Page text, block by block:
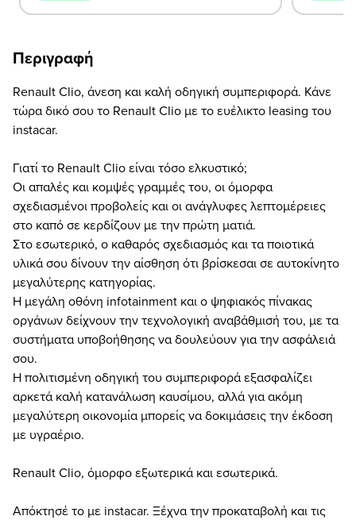
Περιγραφή
Renault Clio, άνεση και καλή οδηγική συμπεριφορά. Κάνε
τώρα δικό σου το Renault Clio με το ευέλικτο leasing του
instacar.
Γιατί το Renault Clio είναι τόσο ελκυστικό;
Οι απαλές και κομψές γραμμές του, οι όμορφα
σχεδιασμένοι προβολείς και οι ανάγλυφες λεπτομέρειες
στο καπό σε κερδίζουν με την πρώτη ματιά.
Στο εσωτερικό, ο καθαρός σχεδιασμός και τα ποιοτικά
υλικά σου δίνουν την αίσθηση ότι βρίσκεσαι σε αυτοκίνητο
μεγαλύτερης κατηγορίας.
Η μεγάλη οθόνη infotainment και ο ψηφιακός πίνακας
οργάνων δείχνουν την τεχνολογική αναβάθμισή του, με τα
συστήματα υποβοήθησης να δουλεύουν για την ασφάλειά
σου.
Η πολιτισμένη οδηγική του συμπεριφορά εξασφαλίζει
αρκετά καλή κατανάλωση καυσίμου, αλλά για ακόμη
μεγαλύτερη οικονομία μπορείς να δοκιμάσεις την έκδοση
με υγραέριο.
Renault Clio, όμορφο εξωτερικά και εσωτερικά.
Απόκτησέ το με instacar. Ξέχνα την προκαταβολή και τις